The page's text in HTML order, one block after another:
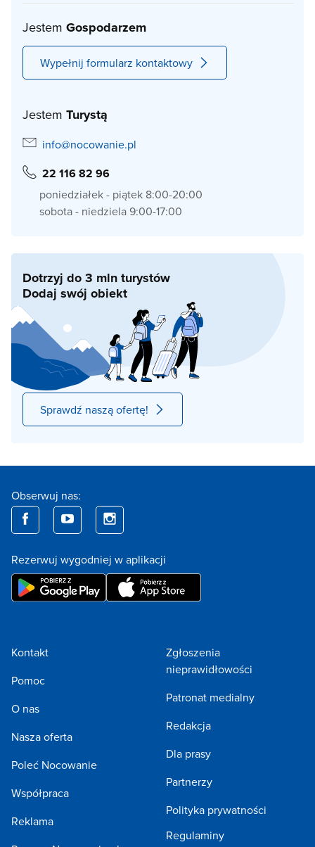
Jestem Gospodarzem
Wypełnij formularz kontaktowy
Jestem Turystą
info@nocowanie.pl
22 116 82 96
poniedziałek - piątek 8:00-20:00
sobota - niedziela 9:00-17:00
Dotrzyj do 3 mln turystów
Dodaj swój obiekt
Sprawdź naszą ofertę!
Obserwuj nas:
Rezerwuj wygodniej w aplikacji
Kontakt
Pomoc
O nas
Nasza oferta
Poleć Nocowanie
Współpraca
Reklama
Zgłoszenia
nieprawidłowości
Patronat medialny
Redakcja
Dla prasy
Partnerzy
Polityka prywatności
Regulaminy